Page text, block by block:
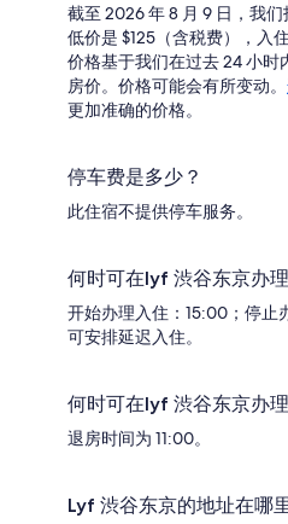
截至 2026 年 8 月 9 日，我
低价是 $125（含税费），入
价格基于我们在过去 24 小
房价。价格可能会有所变动。
更加准确的价格。
停车费是多少？
此住宿不提供停车服务。
何时可在lyf 渋谷东京办
开始办理入住：15:00；停
可安排延迟入住。
何时可在lyf 渋谷东京办
退房时间为 11:00。
Lyf 渋谷东京的地址在哪